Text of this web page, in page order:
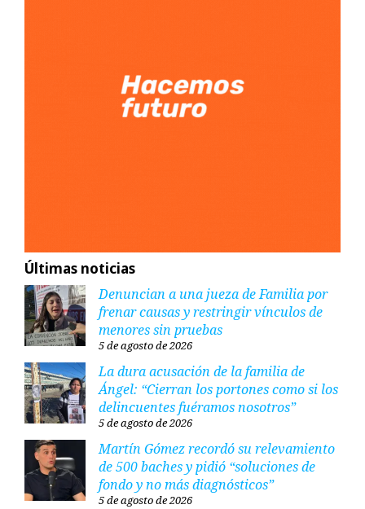
Últimas noticias
Denuncian a una jueza de Familia por
frenar causas y restringir vínculos de
menores sin pruebas
5 de agosto de 2026
La dura acusación de la familia de
Ángel: “Cierran los portones como si los
delincuentes fuéramos nosotros”
5 de agosto de 2026
Martín Gómez recordó su relevamiento
de 500 baches y pidió “soluciones de
fondo y no más diagnósticos”
5 de agosto de 2026